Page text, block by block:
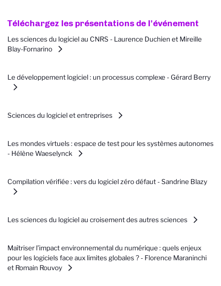
Téléchargez les présentations de l'événement
Les sciences du logiciel au CNRS - Laurence Duchien et Mireille
Blay-Fornarino
Le développement logiciel : un processus complexe - Gérard Berry
Sciences du logiciel et entreprises
Les mondes virtuels : espace de test pour les systèmes autonomes
- Hélène Waeselynck
Compilation vérifiée : vers du logiciel zéro défaut - Sandrine Blazy
Les sciences du logiciel au croisement des autres sciences
Maîtriser l’impact environnemental du numérique : quels enjeux
pour les logiciels face aux limites globales ? - Florence Maraninchi
et Romain Rouvoy